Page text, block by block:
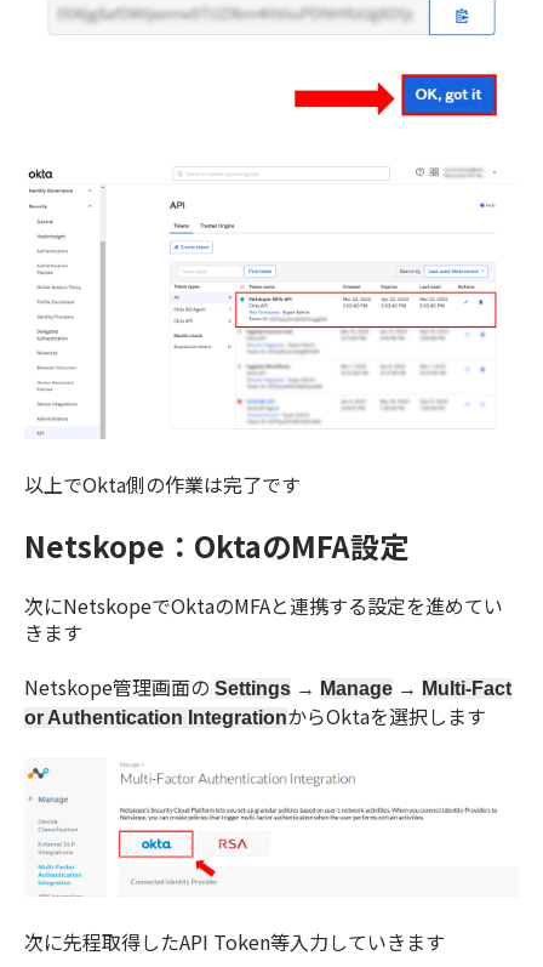
以上でOkta側の作業は完了です
Netskope：OktaのMFA設定
次にNetskopeでOktaのMFAと連携する設定を進めてい
きます
Netskope管理画面の Settings → Manage → Multi-Fact
or Authentication IntegrationからOktaを選択します
次に先程取得したAPI Token等入力していきます